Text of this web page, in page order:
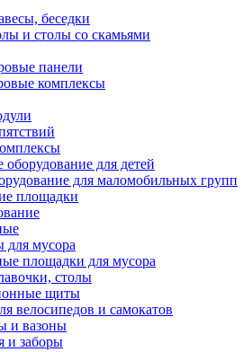
беседки
и столы со скамьями
панели
комплексы
для детей
для маломобильных групп
площадки
для мусора
площадки для мусора
столы
щиты
велосипедов и самокатов
и вазоны
и заборы